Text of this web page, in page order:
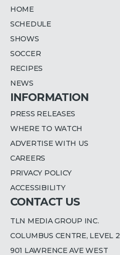
HOME
SCHEDULE
SHOWS
SOCCER
RECIPES
NEWS
INFORMATION
PRESS RELEASES
WHERE TO WATCH
ADVERTISE WITH US
CAREERS
PRIVACY POLICY
ACCESSIBILITY
CONTACT US
TLN MEDIA GROUP INC.
COLUMBUS CENTRE, LEVEL 2
901 LAWRENCE AVE WEST